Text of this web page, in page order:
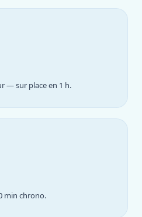
— sur place en 1 h.
min chrono.